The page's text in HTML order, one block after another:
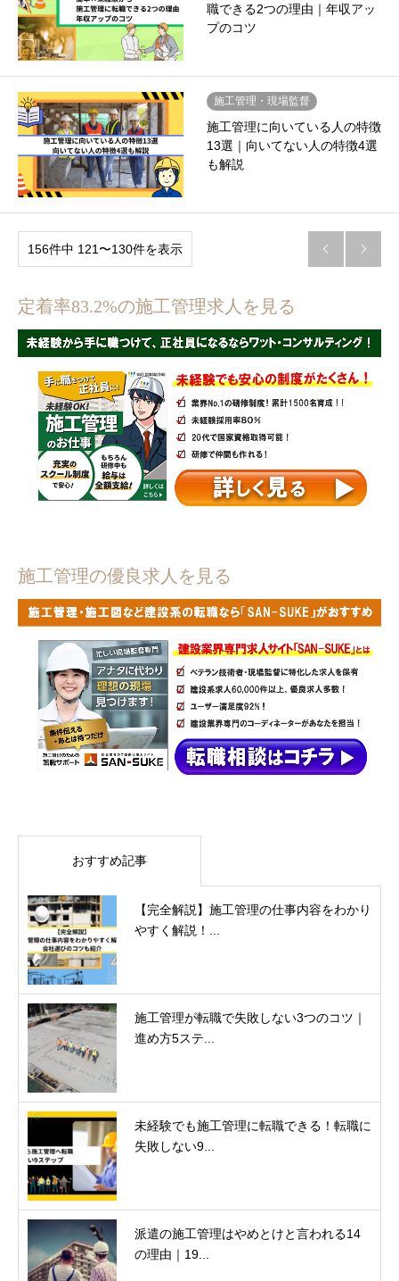
職できる2つの理由｜年収アッ
プのコツ
施工管理・現場監督
施工管理に向いている人の特徴
13選｜向いてない人の特徴4選
も解説
156件中 121〜130件を表示  
定着率83.2%の施工管理求人を見る
施工管理の優良求人を見る
おすすめ記事
【完全解説】施工管理の仕事内容をわかり
やすく解説！...
施工管理が転職で失敗しない3つのコツ｜
進め方5ステ...
未経験でも施工管理に転職できる！転職に
失敗しない9...
派遣の施工管理はやめとけと言われる14
の理由｜19...